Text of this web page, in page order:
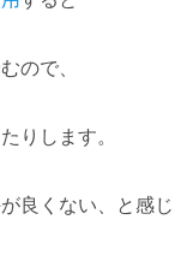
ので、
りします。
良くない、と感じ